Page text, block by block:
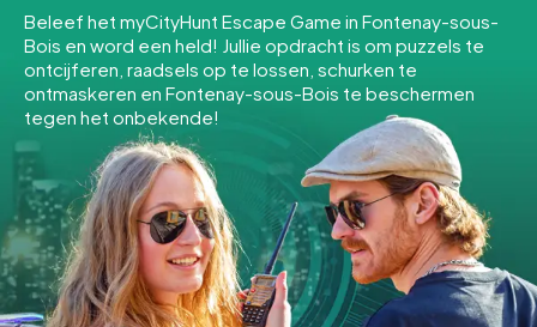
Teamevenement
Tickets
INT AT CH
DE
ES
FR UK
IE
IT
NL
Beleef het myCityHunt Escape Game in Fontenay-sous-
Bois en word een held! Jullie opdracht is om puzzels te
ontcijferen, raadsels op te lossen, schurken te
ontmaskeren en Fontenay-sous-Bois te beschermen
tegen het onbekende!